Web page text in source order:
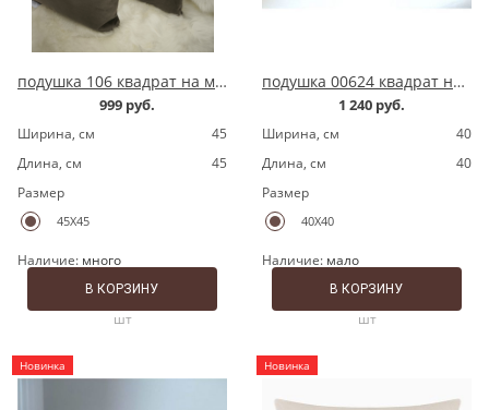
подушка 106 квадрат на молнии
999 руб.
Ширина, cм
45
Длина, cм
45
Размер
45X45
Наличие: много
шт
В КОРЗИНУ
подушка 00624 квадрат на молнии
1 240 руб.
Ширина, cм
40
Длина, cм
40
Размер
40X40
Наличие: мало
шт
В КОРЗИНУ
Новинка Новинка